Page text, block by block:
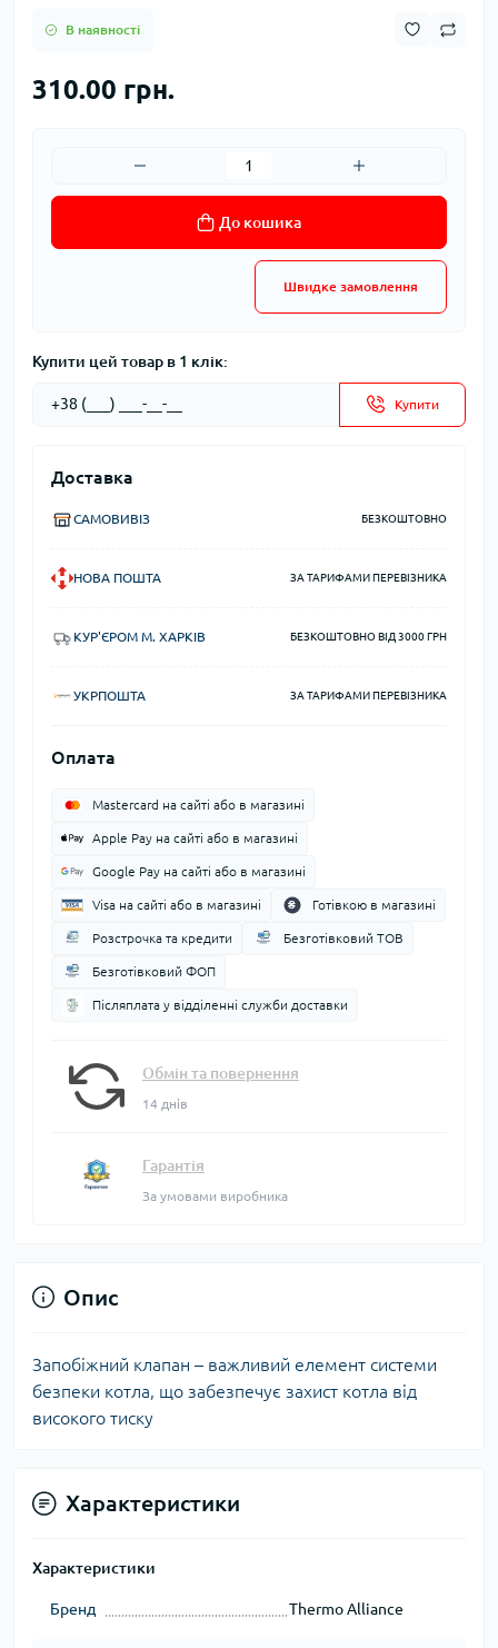
В наявності
310.00 грн.
До кошика
Швидке замовлення
Купити цей товар в 1 клік:
Купити
Доставка
САМОВИВІЗ БЕЗКОШТОВНО
НОВА ПОШТА ЗА ТАРИФАМИ ПЕРЕВІЗНИКА
КУР'ЄРОМ М. ХАРКІВ БЕЗКОШТОВНО ВІД 3000 ГРН
УКРПОШТА ЗА ТАРИФАМИ ПЕРЕВІЗНИКА
Оплата
Mastercard на сайті або в магазині
Apple Pay на сайті або в магазині
Google Pay на сайті або в магазині
Visa на сайті або в магазині Готівкою в магазині
Розстрочка та кредити Безготівковий ТОВ
Безготівковий ФОП
Післяплата у відділенні служби доставки
Обмін та повернення
14 днів
Гарантія
За умовами виробника
Опис
Запобіжний клапан – важливий елемент системи
безпеки котла, що забезпечує захист котла від
високого тиску
Характеристики
Характеристики
Бренд Thermo Alliance